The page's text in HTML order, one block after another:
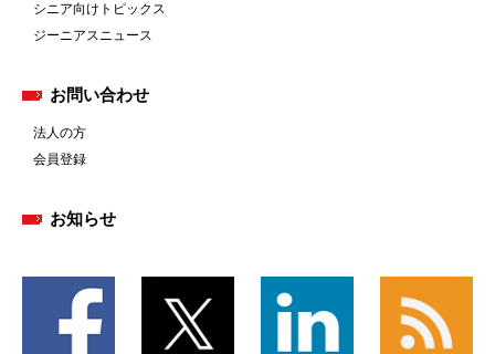
シニア向けトピックス
ジーニアスニュース
お問い合わせ
法人の方
会員登録
お知らせ